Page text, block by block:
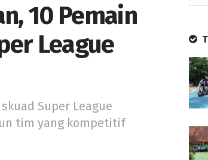
10 Pemain
League
Super League
tim yang kompetitif